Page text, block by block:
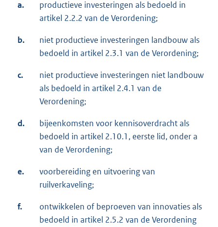
a.
productieve investeringen als bedoeld in
artikel 2.2.2 van de Verordening;
b.
niet productieve investeringen landbouw als
bedoeld in artikel 2.3.1 van de Verordening;
c.
niet productieve investeringen niet landbouw
als bedoeld in artikel 2.4.1 van de
Verordening;
d.
bijeenkomsten voor kennisoverdracht als
bedoeld in artikel 2.10.1, eerste lid, onder a
van de Verordening;
e.
voorbereiding en uitvoering van
ruilverkaveling;
f.
ontwikkelen of beproeven van innovaties als
bedoeld in artikel 2.5.2 van de Verordening